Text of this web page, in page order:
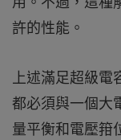
許的性能。
上述滿足超級電
都必須與一個大
量平衡和電壓箝